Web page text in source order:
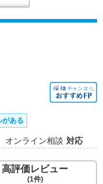
がある
オンライン相談 対応
高評価レビュー
(1件)